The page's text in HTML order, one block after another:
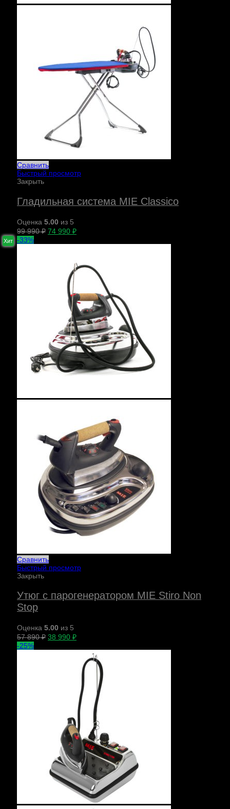
Сравнить
Быстрый просмотр
Закрыть
Гладильная система MIE Classico
Оценка 5.00 из 5
99 990₽ 74 990 ₽
Хит -33%
Сравнить
Быстрый просмотр
Закрыть
Утюг с парогенератором MIE Stiro Non
Stop
Оценка 5.00 из 5
57 890₽ 38 990 ₽
-25%